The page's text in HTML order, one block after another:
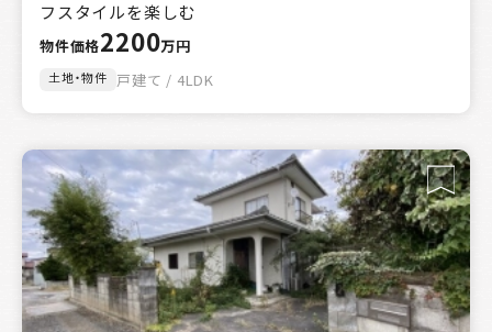
フスタイルを楽しむ
物件価格2200万円
土地・物件 戸建て / 4LDK